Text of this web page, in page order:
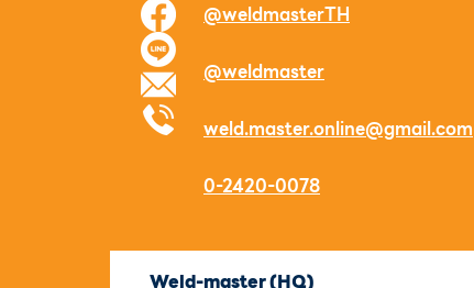
@weldmasterTH
@weldmaster
weld.master.online@gmail.com
0-2420-0078
Weld-master (HQ)